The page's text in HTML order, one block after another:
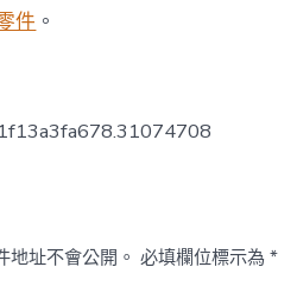
件 。
地址不會公開。 必填欄位標示為*